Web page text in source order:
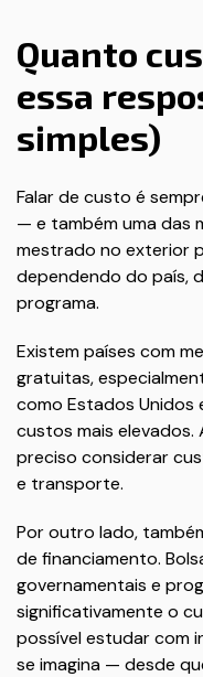
Quanto
essa
simples)
Falar de custo é
— e também uma das
mestrado no exterior
dependendo do país,
programa.
Existem países com
gratuitas,
como Estados Unidos
custos mais elevados.
preciso considerar
e transporte.
Por outro lado,
de financiamento.
governamentais e
significativamente o
possível estudar com
se imagina — desde